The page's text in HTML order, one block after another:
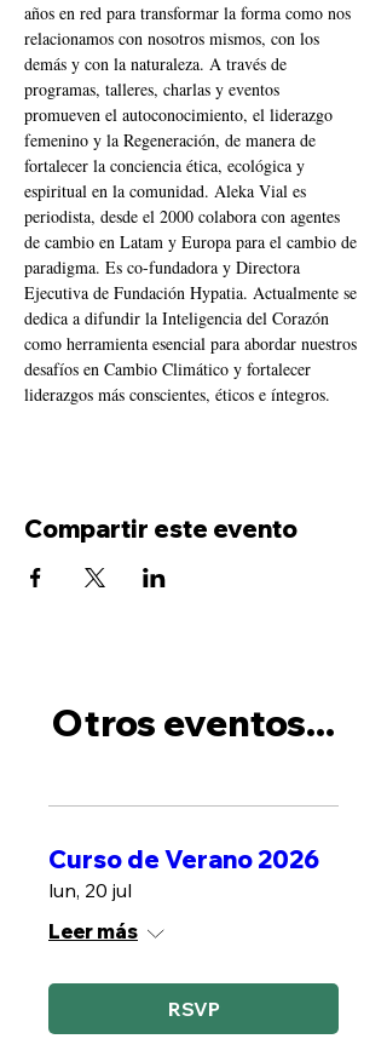
años en red para transformar la forma como nos
relacionamos con nosotros mismos, con los
demás y con la naturaleza. A través de
programas, talleres, charlas y eventos
promueven el autoconocimiento, el liderazgo
femenino y la Regeneración, de manera de
fortalecer la conciencia ética, ecológica y
espiritual en la comunidad. Aleka Vial es
periodista, desde el 2000 colabora con agentes
de cambio en Latam y Europa para el cambio de
paradigma. Es co-fundadora y Directora
Ejecutiva de Fundación Hypatia. Actualmente se
dedica a difundir la Inteligencia del Corazón
como herramienta esencial para abordar nuestros
desafíos en Cambio Climático y fortalecer
liderazgos más conscientes, éticos e íntegros.
Compartir este evento
Otros eventos...
Curso de Verano 2026
lun, 20 jul
Leer más
RSVP